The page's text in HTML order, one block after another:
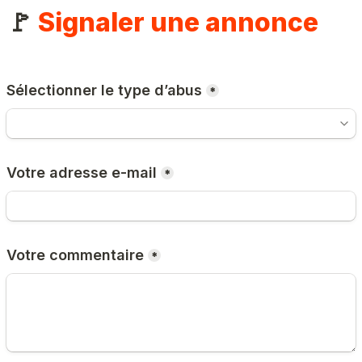
🚩 Signaler une annonce
Sélectionner le type d’abus *
Votre adresse e-mail *
Votre commentaire *